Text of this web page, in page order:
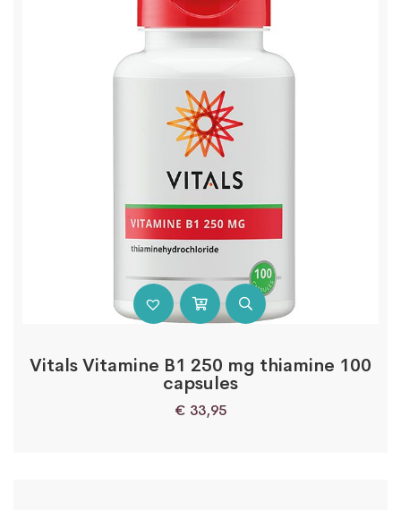
Vitals Vitamine B1 250 mg thiamine 100
capsules
€ 33,95